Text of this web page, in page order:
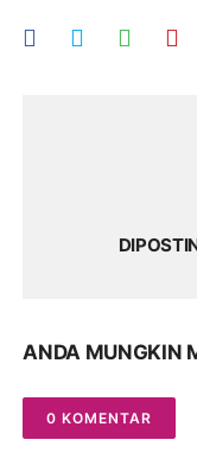
ANDA MUNGKIN
0 KOMENTAR